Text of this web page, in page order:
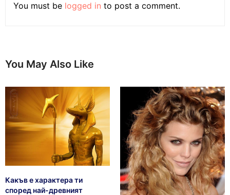
You must be logged in to post a comment.
You May Also Like
Какъв е характера ти
според най-древният